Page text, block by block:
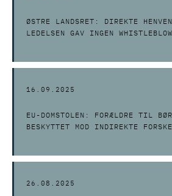
ØSTRE LANDSRET: DIREKTE
LEDELSEN GAV INGEN
16.09.2025
EU-DOMSTOLEN: FORÆLDRE TIL
BESKYTTET MOD INDIREKTE
26.08.2025